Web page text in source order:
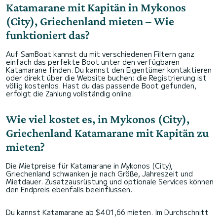
Katamarane mit Kapitän in Mykonos
(City), Griechenland mieten – Wie
funktioniert das?
Auf SamBoat kannst du mit verschiedenen Filtern ganz
einfach das perfekte Boot unter den verfügbaren
Katamarane finden. Du kannst den Eigentümer kontaktieren
oder direkt über die Website buchen; die Registrierung ist
völlig kostenlos. Hast du das passende Boot gefunden,
erfolgt die Zahlung vollständig online.
Wie viel kostet es, in Mykonos (City),
Griechenland Katamarane mit Kapitän zu
mieten?
Die Mietpreise für Katamarane in Mykonos (City),
Griechenland schwanken je nach Größe, Jahreszeit und
Mietdauer. Zusatzausrüstung und optionale Services können
den Endpreis ebenfalls beeinflussen.
Du kannst Katamarane ab $401,66 mieten. Im Durchschnitt